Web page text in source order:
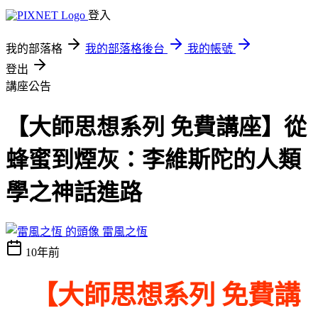
登入
我的部落格 我的部落格後台
我的帳號
登出
講座公告
【大師思想系列 免費講座】從
蜂蜜到煙灰：李維斯陀的人類
學之神話進路
雷風之恆
10年前
【大師思想系列 免費講